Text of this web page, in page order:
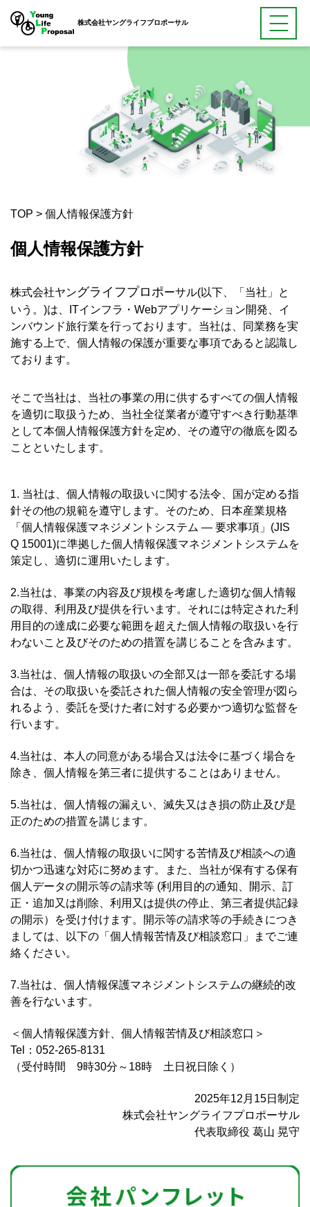
株式会社ヤングライフプロポーサル
TOP > 個人情報保護方針
個人情報保護方針
株式会社ヤングライフプロポーサル(以下、「当社」と
いう。)は、ITインフラ・Webアプリケーション開発、イ
ンバウンド旅行業を行っております。当社は、同業務を実
施する上で、個人情報の保護が重要な事項であると認識し
ております。
そこで当社は、当社の事業の用に供するすべての個人情報
を適切に取扱うため、当社全従業者が遵守すべき行動基準
として本個人情報保護方針を定め、その遵守の徹底を図る
ことといたします。
1. 当社は、個人情報の取扱いに関する法令、国が定める指
針その他の規範を遵守します。そのため、日本産業規格
「個人情報保護マネジメントシステム — 要求事項」(JIS
Q 15001)に準拠した個人情報保護マネジメントシステムを
策定し、適切に運用いたします。
2.当社は、事業の内容及び規模を考慮した適切な個人情報
の取得、利用及び提供を行います。それには特定された利
用目的の達成に必要な範囲を超えた個人情報の取扱いを行
わないこと及びそのための措置を講じることを含みます。
3.当社は、個人情報の取扱いの全部又は一部を委託する場
合は、その取扱いを委託された個人情報の安全管理が図ら
れるよう、委託を受けた者に対する必要かつ適切な監督を
行います。
4.当社は、本人の同意がある場合又は法令に基づく場合を
除き、個人情報を第三者に提供することはありません。
5.当社は、個人情報の漏えい、滅失又はき損の防止及び是
正のための措置を講じます。
6.当社は、個人情報の取扱いに関する苦情及び相談への適
切かつ迅速な対応に努めます。また、当社が保有する保有
個人データの開示等の請求等 (利用目的の通知、開示、訂
正・追加又は削除、利用又は提供の停止、第三者提供記録
の開示）を受け付けます。開示等の請求等の手続きにつき
ましては、以下の「個人情報苦情及び相談窓口」までご連
絡ください。
7.当社は、個人情報保護マネジメントシステムの継続的改
善を行ないます。
＜個人情報保護方針、個人情報苦情及び相談窓口＞
Tel：052-265-8131
（受付時間 9時30分～18時 土日祝日除く）
2025年12月15日制定
株式会社ヤングライフプロポーサル
代表取締役 葛山 晃守